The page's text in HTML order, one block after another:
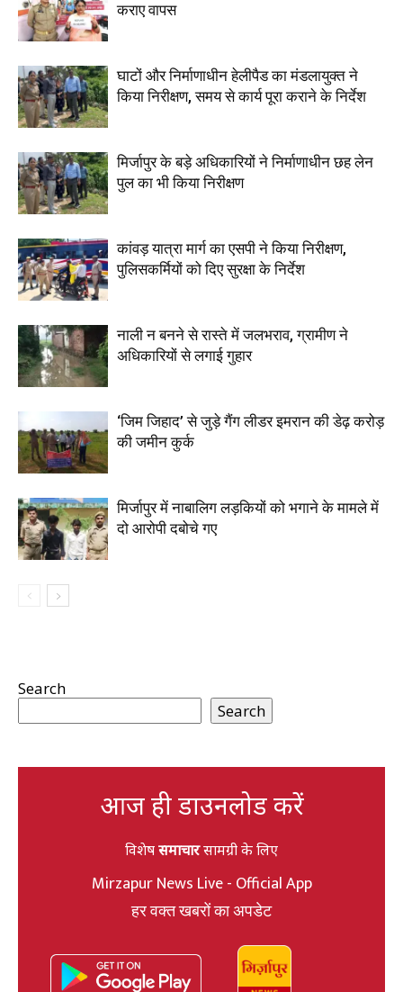
कराए वापस
घाटों और निर्माणाधीन हेलीपैड का मंडलायुक्त ने
किया निरीक्षण, समय से कार्य पूरा कराने के निर्देश
मिर्जापुर के बड़े अधिकारियों ने निर्माणाधीन छह लेन
पुल का भी किया निरीक्षण
कांवड़ यात्रा मार्ग का एसपी ने किया निरीक्षण,
पुलिसकर्मियों को दिए सुरक्षा के निर्देश
नाली न बनने से रास्ते में जलभराव, ग्रामीण ने
अधिकारियों से लगाई गुहार
‘जिम जिहाद’ से जुड़े गैंग लीडर इमरान की डेढ़ करोड़
की जमीन कुर्क
मिर्जापुर में नाबालिग लड़कियों को भगाने के मामले में
दो आरोपी दबोचे गए
Search
Search
आज ही डाउनलोड करें
विशेषसमाचारसामग्री के लिए
Mirzapur News Live - Official App
हर वक्त खबरों का अपडेट